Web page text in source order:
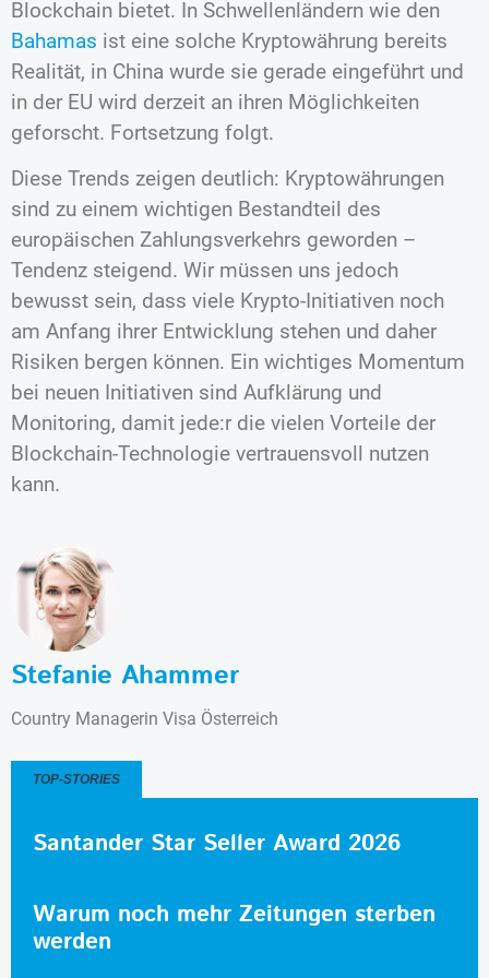
Blockchain bietet. In Schwellenländern wie den
Bahamas ist eine solche Kryptowährung bereits
Realität, in China wurde sie gerade eingeführt und
in der EU wird derzeit an ihren Möglichkeiten
geforscht. Fortsetzung folgt.
Diese Trends zeigen deutlich: Kryptowährungen
sind zu einem wichtigen Bestandteil des
europäischen Zahlungsverkehrs geworden –
Tendenz steigend. Wir müssen uns jedoch
bewusst sein, dass viele Krypto-Initiativen noch
am Anfang ihrer Entwicklung stehen und daher
Risiken bergen können. Ein wichtiges Momentum
bei neuen Initiativen sind Aufklärung und
Monitoring, damit jede:r die vielen Vorteile der
Blockchain-Technologie vertrauensvoll nutzen
kann.
Stefanie Ahammer
Country Managerin Visa Österreich
TOP-STORIES
Santander Star Seller Award 2026
Warum noch mehr Zeitungen sterben
werden